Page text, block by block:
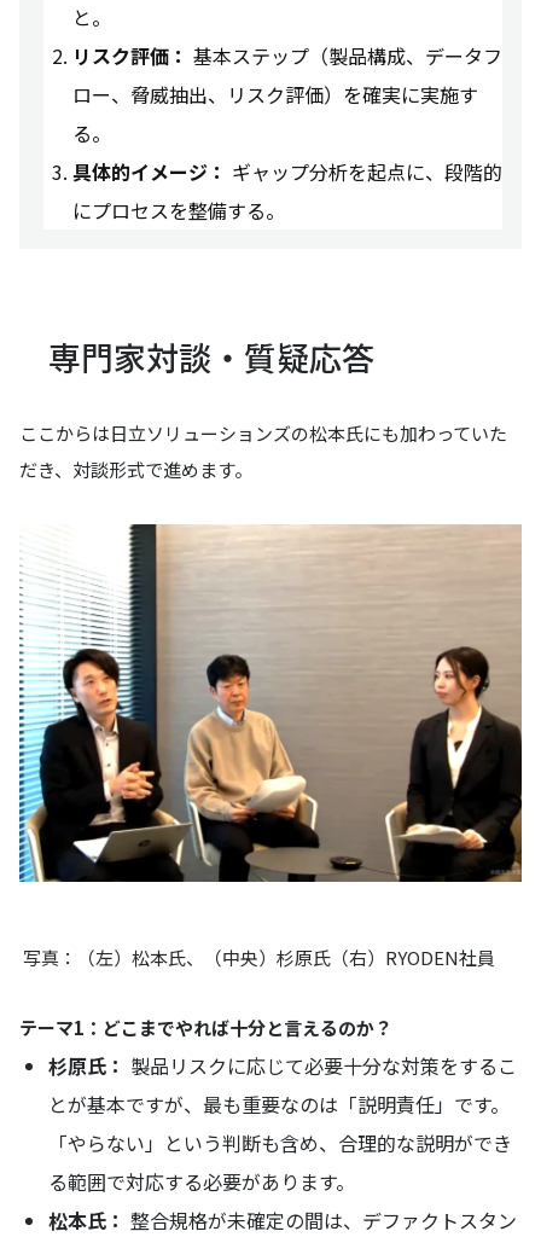
と。
リスク評価： 基本ステップ（製品構成、データフ
ロー、脅威抽出、リスク評価）を確実に実施す
る。
具体的イメージ： ギャップ分析を起点に、段階的
にプロセスを整備する。
専門家対談・質疑応答
ここからは日立ソリューションズの松本氏にも加わっていた
だき、対談形式で進めます。
写真：（左）松本氏、（中央）杉原氏（右）RYODEN社員
テーマ1：どこまでやれば十分と言えるのか？
杉原氏： 製品リスクに応じて必要十分な対策をするこ
とが基本ですが、最も重要なのは「説明責任」です。
「やらない」という判断も含め、合理的な説明ができ
る範囲で対応する必要があります。
松本氏： 整合規格が未確定の間は、デファクトスタン